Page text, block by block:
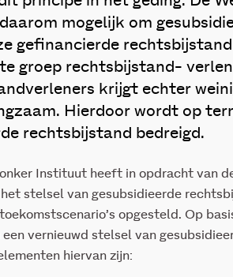
mogelijk om
gefinancierde
groep rechtsbijstand-
krijgt echter
Hierdoor wordt op
rechtsbijstand bedreigd.
Instituut heeft in opdracht van
stelsel van gesubsidieerde
opgesteld. Op
vernieuwd stelsel van
hiervan zijn: